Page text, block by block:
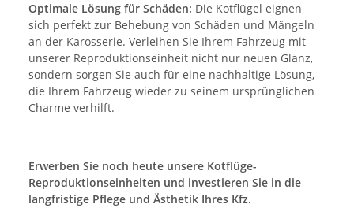
Optimale Lösung für Schäden: Die Kotflügel eignen
sich perfekt zur Behebung von Schäden und Mängeln
an der Karosserie. Verleihen Sie Ihrem Fahrzeug mit
unserer Reproduktionseinheit nicht nur neuen Glanz,
sondern sorgen Sie auch für eine nachhaltige Lösung,
die Ihrem Fahrzeug wieder zu seinem ursprünglichen
Charme verhilft.
Erwerben Sie noch heute unsere Kotflüge-
Reproduktionseinheiten und investieren Sie in die
langfristige Pflege und Ästhetik Ihres Kfz.